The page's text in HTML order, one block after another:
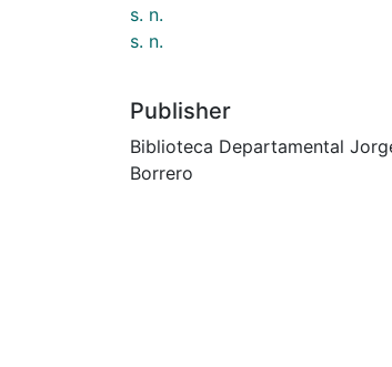
s. n.
s. n.
Publisher
Biblioteca Departamental
Borrero